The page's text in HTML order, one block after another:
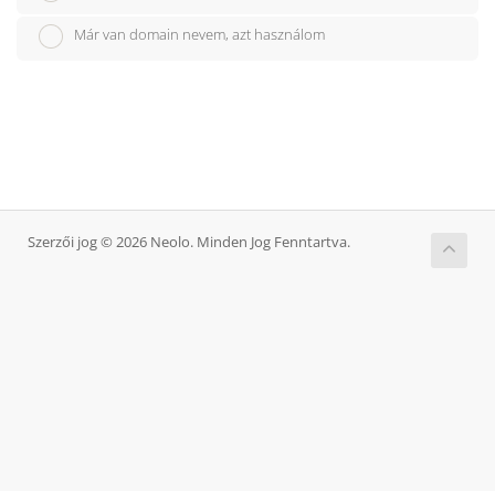
Már van domain nevem, azt használom
Szerzői jog © 2026 Neolo. Minden Jog Fenntartva.